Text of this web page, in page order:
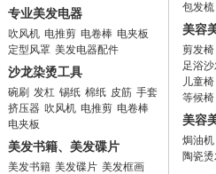
专业美发电器
吹风机 电推剪 电卷棒 电夹板
定型风罩 美发电器配件
沙龙染烫工具
碗刷 发杠 锡纸 棉纸 皮筋 手套
挤压器 吹风机 电推剪 电卷棒
电夹板
美发书籍、美发碟片
美发书籍 美发碟片 美发框画
包发梳
美容
剪发椅
足浴
儿童椅
等候椅
美容
焗油机
陶瓷